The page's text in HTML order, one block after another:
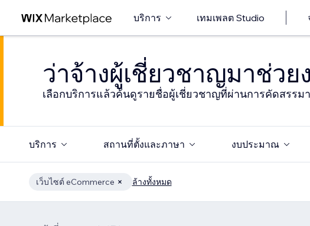
บริการ เทมเพลต Studio
ว่าจ้างผู้เชี่ยวชาญมาช่ว
เลือกบริการแล้วค้นดูรายชื่อผู้เชี่ยวชาญที่ผ่านการคัดสรรม
บริการ สถานที่ตั้งและภาษา งบประมาณ
เว็บไซต์ eCommerce ล้างทั้งหมด